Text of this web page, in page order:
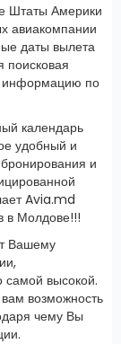
Штаты Америки
авиакомпании
даты вылета
информацию по
календарь
удобный и
и
Avia.md
в Молдове!!!
Вашему
самой высокой.
возможность
чему Вы